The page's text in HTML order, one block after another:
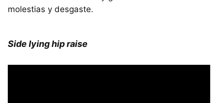
molestias y desgaste.
Side lying hip raise